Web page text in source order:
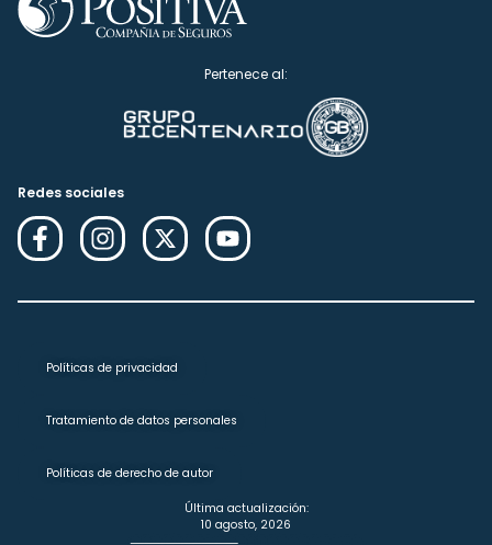
Pertenece al:
Redes sociales
Políticas de privacidad
Tratamiento de datos personales
Políticas de derecho de autor
Última actualización:
10 agosto, 2026